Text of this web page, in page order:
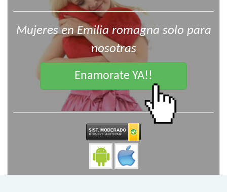
Mujeres en Emilia romagna solo para
nosotras
Enamorate YA!!